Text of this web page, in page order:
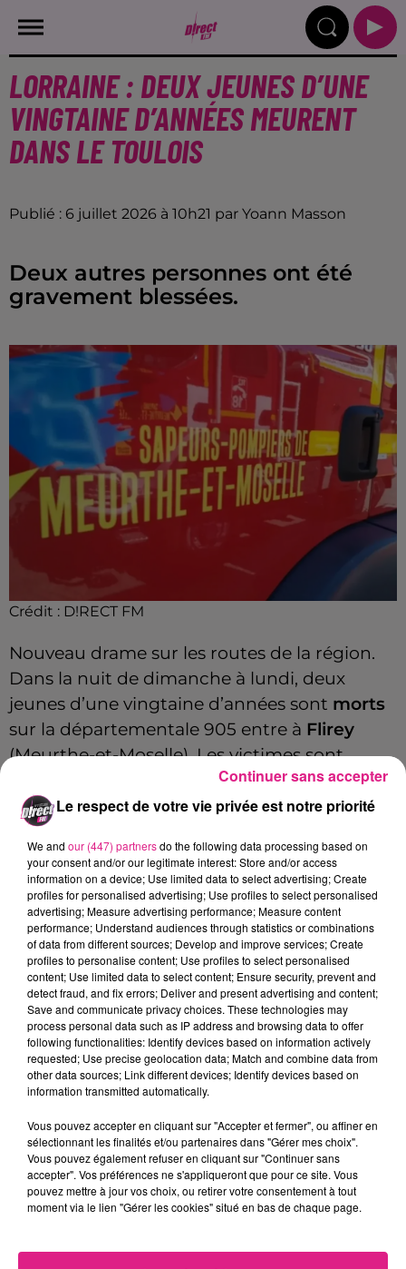
LORRAINE : DEUX JEUNES D’UNE
VINGTAINE D’ANNÉES MEURENT
DANS LE TOULOIS
Publié : 6 juillet 2026 à 10h21 par Yoann Masson
Deux autres personnes ont été
gravement blessées.
Crédit : D!RECT FM
Nouveau drame sur les routes de la région.
Dans la nuit de dimanche à lundi, deux
jeunes d’une vingtaine d’années sont morts
sur la départementale 905 entre à Flirey
(Meurthe-et-Moselle). Les victimes sont
originaires de Nancy et de Frouard.
Deux passagères ont également été
gravement blessé.
Une dizaine de sapeurs-pompiers ont été
mobilisé autour de cet accident.
FIL ACTUS
5 août 2026
Casting de Woof : l'Euro-Métropole de Metz part à la recherche de...
4 août 2026
Officiel : Gauthier Hein quitte le FC Metz pour l'OGC Nice
4 août 2026
Officiel : le lac de Madine reporte son feu d’artifice
Eclipse Solaire du 12 août : où voir ce phénomène en Lorraine ?
31 juillet 2026
Chalets de Noël solidaires : la ville de Metz lance un appel à...
31 juillet 2026
Vosges : les feux d’artifice de Gérardmer sont annulés
Insolite : cette émission de télévision recherche des candidats...
Le respect de votre vie privée est notre priorité
We and our (447) partnersdo the following data processing based on
your consent and/or our legitimate interest: Store and/or access
information on a device; Use limited data to select advertising; Create
profiles for personalised advertising; Use profiles to select personalised
advertising; Measure advertising performance; Measure content
performance; Understand audiences through statistics or combinations
of data from different sources; Develop and improve services; Create
profiles to personalise content; Use profiles to select personalised
content; Use limited data to select content; Ensure security, prevent and
detect fraud, and fix errors; Deliver and present advertising and content;
Save and communicate privacy choices. These technologies may
process personal data such as IP address and browsing data to offer
following functionalities: Identify devices based on information actively
requested; Use precise geolocation data; Match and combine data from
other data sources; Link different devices; Identify devices based on
information transmitted automatically.
Vous pouvez accepter en cliquant sur "Accepter et fermer", ou affiner en
sélectionnant les finalités et/ou partenaires dans "Gérer mes choix".
Vous pouvez également refuser en cliquant sur "Continuer sans
accepter". Vos préférences ne s'appliqueront que pour ce site. Vous
pouvez mettre à jour vos choix, ou retirer votre consentement à tout
moment via le lien "Gérer les cookies" situé en bas de chaque page.
Continuer sans accepter